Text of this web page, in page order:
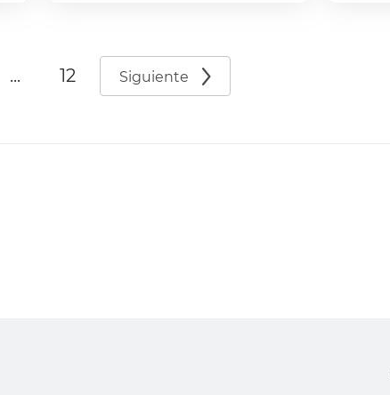
... 12 Siguiente